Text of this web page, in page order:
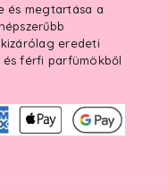
és megtartása a
eredeti
férfi parfümökből